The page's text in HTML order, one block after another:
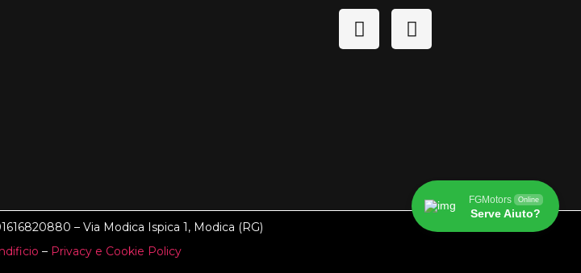
FGMotors Online
Serve Aiuto?
– Via Modica Ispica 1, Modica (RG)
– Privacy e Cookie Policy